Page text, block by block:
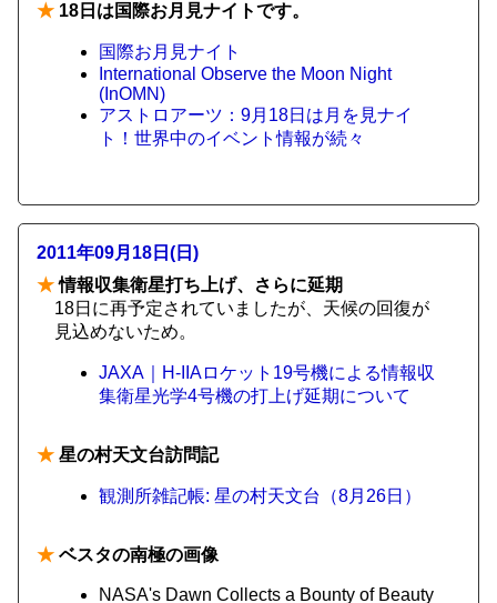
★ 18日は国際お月見ナイトです。
国際お月見ナイト
International Observe the Moon Night
(InOMN)
アストロアーツ：9月18日は月を見ナイ
ト！世界中のイベント情報が続々
2011年09月18日(日)
★情報収集衛星打ち上げ、さらに延期
18日に再予定されていましたが、天候の回復が
見込めないため。
JAXA｜H-IIAロケット19号機による情報収
集衛星光学4号機の打上げ延期について
★ 星の村天文台訪問記
観測所雑記帳: 星の村天文台（8月26日）
★ ベスタの南極の画像
NASA's Dawn Collects a Bounty of Beauty